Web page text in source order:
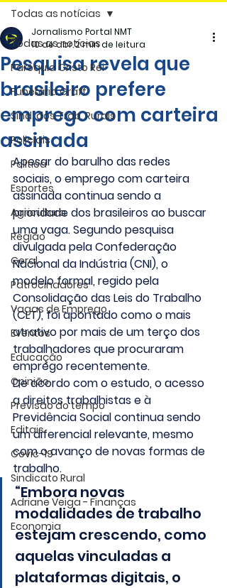
Todas as notícias
Paróquia Cristo Rei
Funerária Gräff
Sind. dos Trab. Rurais
Policiais
Politica
Esportes
Agricultura
Região
Geral
Patrocinadores
Vagas de Emprego
Eventos
Educação
Opinião
Previsão do tempo
Editais
Covic-19
Sindicato Rural
Adriane Veiga - Finanças
Economia
Todas as notícias
Pesquisa revela que
brasileiro prefere
emprego com carteira
assinada
Jornalismo Portal NMT
10 de abr.2 min de leitura
Apesar do barulho das redes
sociais, o emprego com carteira
assinada continua sendo a
prioridade dos brasileiros ao buscar
uma vaga. Segundo pesquisa
divulgada pela Confederação
Nacional da Indústria (CNI), o
modelo formal, regido pela
Consolidação das Leis do Trabalho
(CLT), foi apontado como o mais
atrativo por mais de um terço dos
trabalhadores que procuraram
emprego recentemente.
De acordo com o estudo, o acesso
a direitos trabalhistas e à
Previdência Social continua sendo
um diferencial relevante, mesmo
com o avanço de novas formas de
trabalho.
“Embora novas
modalidades de trabalho
estejam crescendo, como
aquelas vinculadas a
plataformas digitais, o